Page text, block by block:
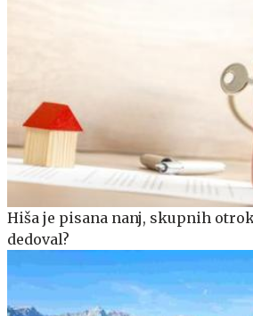
Hiša je pisana nanj, skupnih
dedoval?